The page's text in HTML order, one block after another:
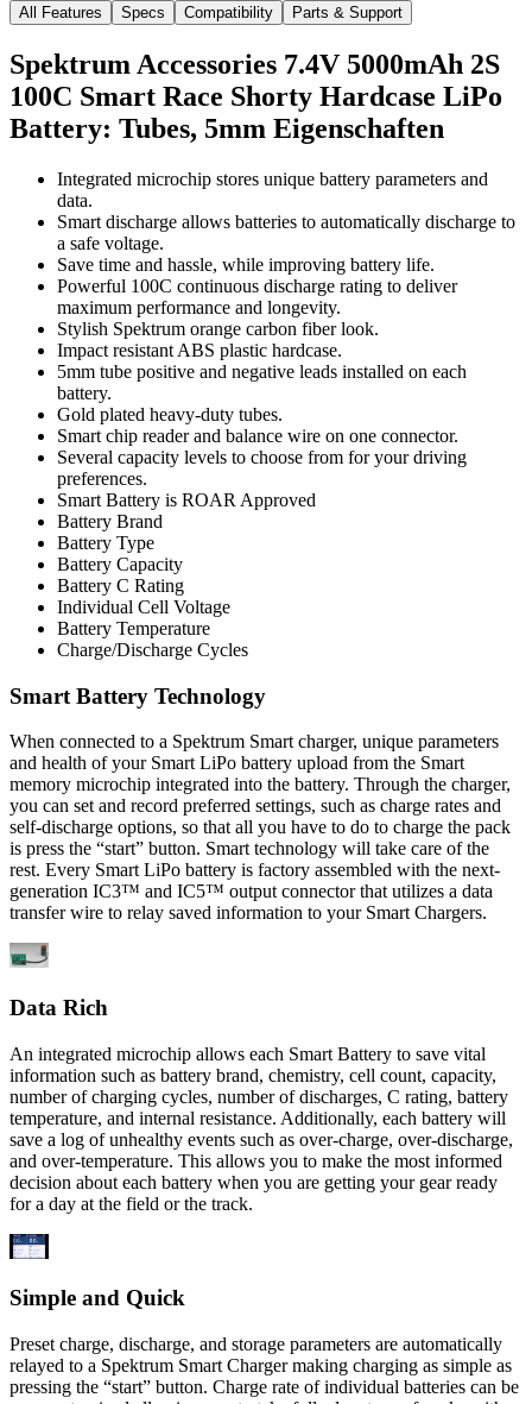
All Features Specs Compatibility Parts & Support
Spektrum Accessories 7.4V 5000mAh 2S
100C Smart Race Shorty Hardcase LiPo
Battery: Tubes, 5mm Eigenschaften
Integrated microchip stores unique battery parameters and
data.
Smart discharge allows batteries to automatically discharge to
a safe voltage.
Save time and hassle, while improving battery life.
Powerful 100C continuous discharge rating to deliver
maximum performance and longevity.
Stylish Spektrum orange carbon fiber look.
Impact resistant ABS plastic hardcase.
5mm tube positive and negative leads installed on each
battery.
Gold plated heavy-duty tubes.
Smart chip reader and balance wire on one connector.
Several capacity levels to choose from for your driving
preferences.
Smart Battery is ROAR Approved
Battery Brand
Battery Type
Battery Capacity
Battery C Rating
Individual Cell Voltage
Battery Temperature
Charge/Discharge Cycles
Smart Battery Technology
When connected to a Spektrum Smart charger, unique parameters
and health of your Smart LiPo battery upload from the Smart
memory microchip integrated into the battery. Through the charger,
you can set and record preferred settings, such as charge rates and
self-discharge options, so that all you have to do to charge the pack
is press the “start” button. Smart technology will take care of the
rest. Every Smart LiPo battery is factory assembled with the next-
generation IC3™ and IC5™ output connector that utilizes a data
transfer wire to relay saved information to your Smart Chargers.
Data Rich
An integrated microchip allows each Smart Battery to save vital
information such as battery brand, chemistry, cell count, capacity,
number of charging cycles, number of discharges, C rating, battery
temperature, and internal resistance. Additionally, each battery will
save a log of unhealthy events such as over-charge, over-discharge,
and over-temperature. This allows you to make the most informed
decision about each battery when you are getting your gear ready
for a day at the field or the track.
Simple and Quick
Preset charge, discharge, and storage parameters are automatically
relayed to a Spektrum Smart Charger making charging as simple as
pressing the “start” button. Charge rate of individual batteries can be